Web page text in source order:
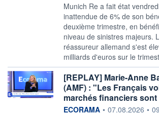
‌Munich Re a fait état
inattendue de 6% de son
deuxième ​trimestre, en
niveau de ​sinistres majeurs.
réassureur allemand s'est
milliards d'euros sur le
[REPLAY] Marie-Anne
(AMF) : "Les Français
marchés financiers
information fournie par
ECORAMA • 07.08.2026 •